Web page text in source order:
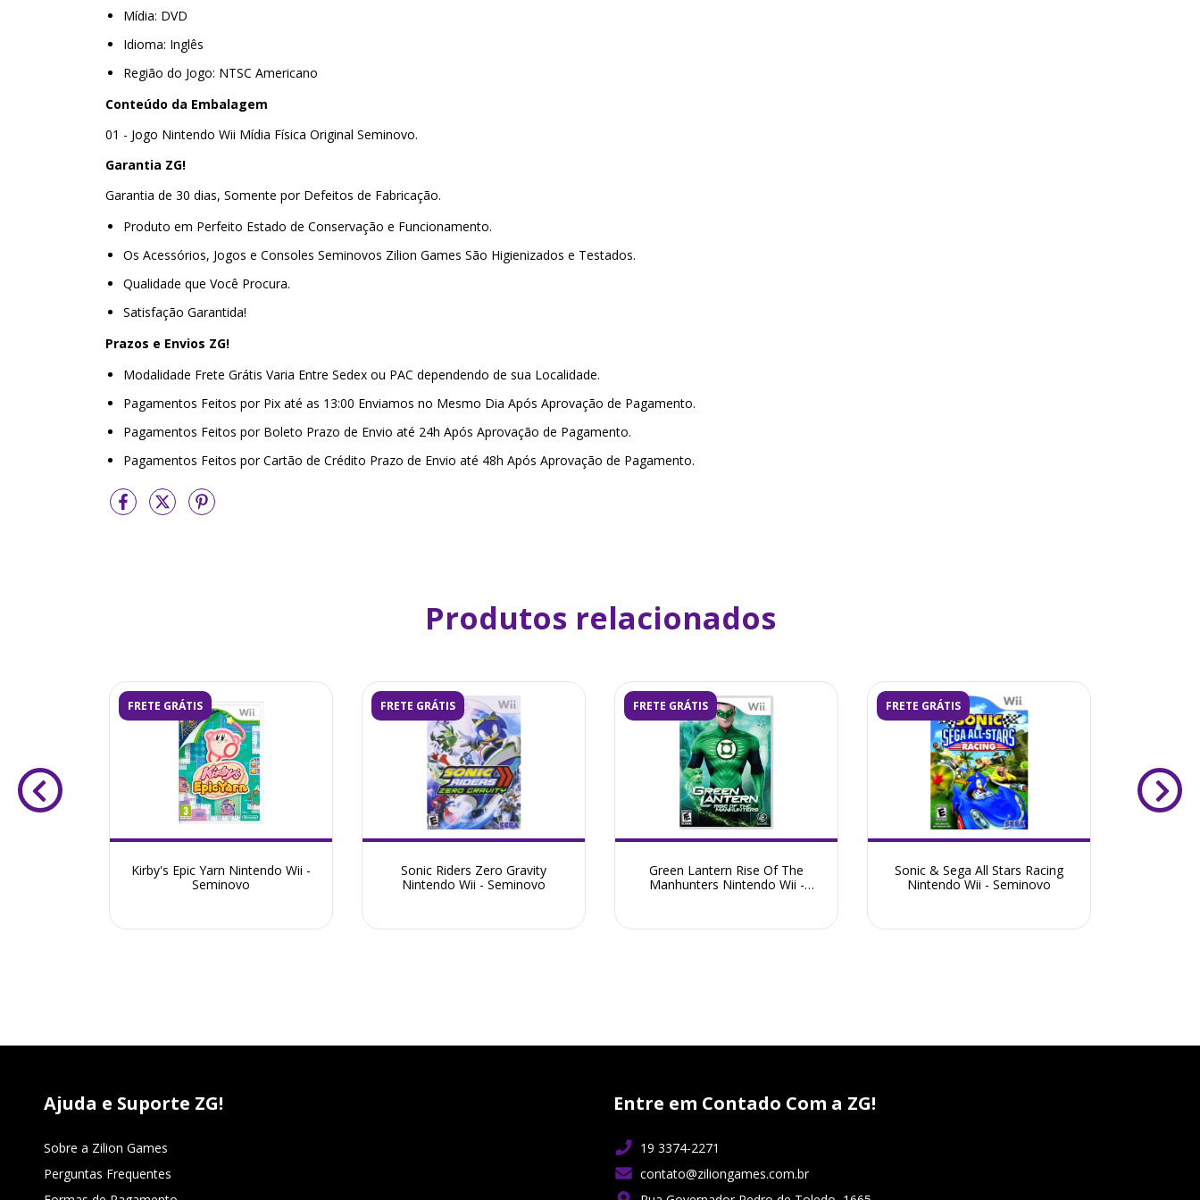
Mídia: DVD
Idioma: Inglês
Região do Jogo: NTSC Americano
Conteúdo da Embalagem
01 - Jogo Nintendo Wii Mídia Física Original Seminovo.
Garantia ZG!
Garantia de 30 dias, Somente por Defeitos de Fabricação.
Produto em Perfeito Estado de Conservação e Funcionamento.
Os Acessórios, Jogos e Consoles Seminovos Zilion Games São Higienizados e Testados.
Qualidade que Você Procura.
Satisfação Garantida!
Prazos e Envios ZG!
Modalidade Frete Grátis Varia Entre Sedex ou PAC dependendo de sua Localidade.
Pagamentos Feitos por Pix até as 13:00 Enviamos no Mesmo Dia Após Aprovação de Pagamento.
Pagamentos Feitos por Boleto Prazo de Envio até 24h Após Aprovação de Pagamento.
Pagamentos Feitos por Cartão de Crédito Prazo de Envio até 48h Após Aprovação de Pagamento.
Produtos relacionados
FRETE GRÁTIS
Kirby's Epic Yarn Nintendo Wii -
Seminovo
FRETE GRÁTIS
Sonic Riders Zero Gravity
Nintendo Wii - Seminovo
FRETE GRÁTIS
Green Lantern Rise Of The
Manhunters Nintendo Wii -
FRETE GRÁTIS
Sonic & Sega All Stars Racing
Nintendo Wii - Seminovo
Ajuda e Suporte ZG!
Sobre a Zilion Games
Perguntas Frequentes
Entre em Contado Com a ZG!
19 3374-2271
contato@ziliongames.com.br